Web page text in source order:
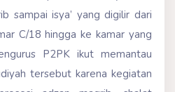
sampai isya’ yang digilir dari
C/18 hingga ke kamar yang
P2PK ikut memantau
tersebut karena kegiatan